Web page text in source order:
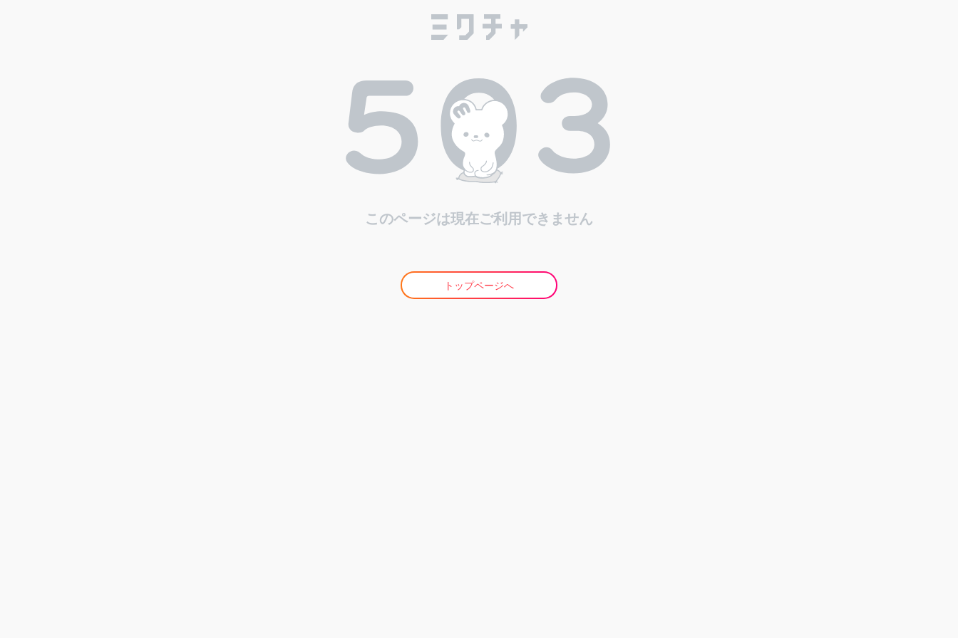
このページは現在ご利用できません